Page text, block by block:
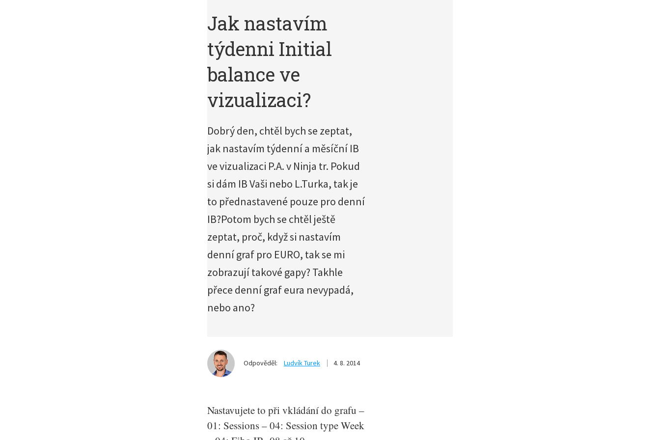
Jak nastavím
týdenni Initial
balance ve
vizualizaci?
Dobrý den, chtěl bych se zeptat,
jak nastavím týdenní a měsíční IB
ve vizualizaci P.A. v Ninja tr. Pokud
si dám IB Vaši nebo L.Turka, tak je
to přednastavené pouze pro denní
IB?Potom bych se chtěl ještě
zeptat, proč, když si nastavím
denní graf pro EURO, tak se mi
zobrazují takové gapy? Takhle
přece denní graf eura nevypadá,
nebo ano?
Odpověděl: Ludvík Turek 4. 8. 2014
Nastavujete to při vkládání do grafu –
01: Sessions – 04: Session type Week